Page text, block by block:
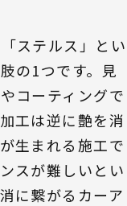
ステルス」とい
の1つです。見
コーティングで
工は逆に艶を消
生まれる施工で
スが難しいとい
に繋がるカーア